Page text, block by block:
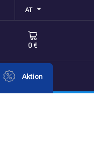
AT
0 €
Aktion